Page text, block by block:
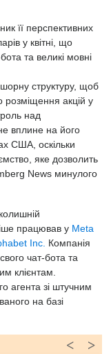
її перспективних
у квітні, що
та великі мовні
структуру, щоб
розміщення акцій у
над
вплине на його
США, оскільки
яке дозволить
News минулого
працював у Meta
Inc. Компанія
чат-бота та
клієнтам.
агента зі штучним
на базі
>
<